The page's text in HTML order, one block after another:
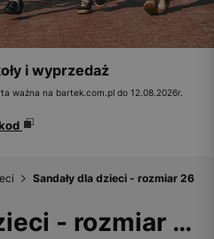
i wyprzedaż
ważna na bartek.com.pl do 12.08.2026r.
Sandały dla dzieci - rozmiar 26
Sandały dla dzieci - rozmiar 26